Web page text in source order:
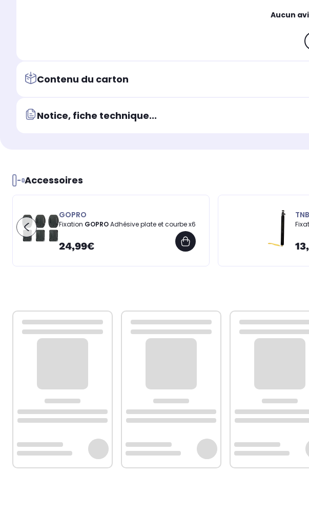
Aucun
Contenu du carton
Notice, fiche technique...
Accessoires
GOPRO
Fixation GOPROAdhésive plate et courbe x6
24,99€
TNB